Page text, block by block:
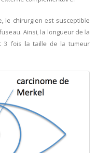
le chirurgien est susceptible
Ainsi, la longueur de la
3 fois la taille de la tumeur